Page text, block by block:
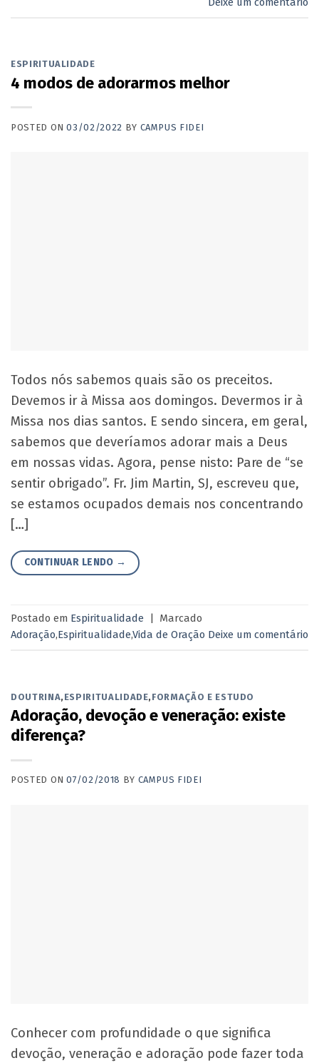
ESPIRITUALIDADE
4 modos de adorarmos melhor
POSTED ON03/02/2022 BY CAMPUS FIDEI
Todos nós sabemos quais são os preceitos.
Devemos ir à Missa aos domingos. Devermos ir à
Missa nos dias santos. E sendo sincera, em geral,
sabemos que deveríamos adorar mais a Deus
em nossas vidas. Agora, pense nisto: Pare de “se
sentir obrigado”. Fr. Jim Martin, SJ, escreveu que,
se estamos ocupados demais nos concentrando
[…]
CONTINUAR LENDO →
Postado em Espiritualidade
Marcado
Adoração,Espiritualidade,Vida de Oração Deixe um comentário
DOUTRINA, ESPIRITUALIDADE, FORMAÇÃO E ESTUDO
Adoração, devoção e veneração: existe
diferença?
POSTED ON07/02/2018 BY CAMPUS FIDEI
Conhecer com profundidade o que significa
devoção, veneração e adoração pode fazer toda